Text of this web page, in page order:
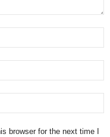
browser for the next time I